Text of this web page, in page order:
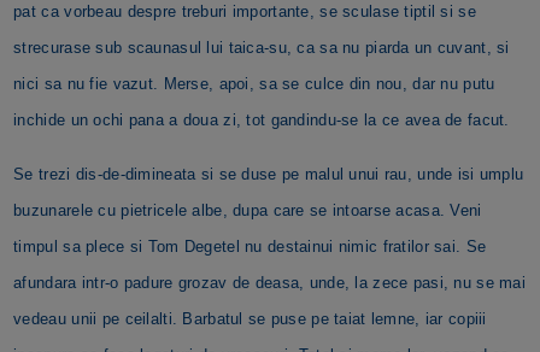
pat ca vorbeau despre treburi importante, se sculase tiptil si se
strecurase sub scaunasul lui taica-su, ca sa nu piarda un cuvant, si
nici sa nu fie vazut. Merse, apoi, sa se culce din nou, dar nu putu
inchide un ochi pana a doua zi, tot gandindu-se la ce avea de facut.
Se trezi dis-de-dimineata si se duse pe malul unui rau, unde isi umplu
buzunarele cu pietricele albe, dupa care se intoarse acasa. Veni
timpul sa plece si Tom Degetel nu destainui nimic fratilor sai. Se
afundara intr-o padure grozav de deasa, unde, la zece pasi, nu se mai
vedeau unii pe ceilalti. Barbatul se puse pe taiat lemne, iar copiii